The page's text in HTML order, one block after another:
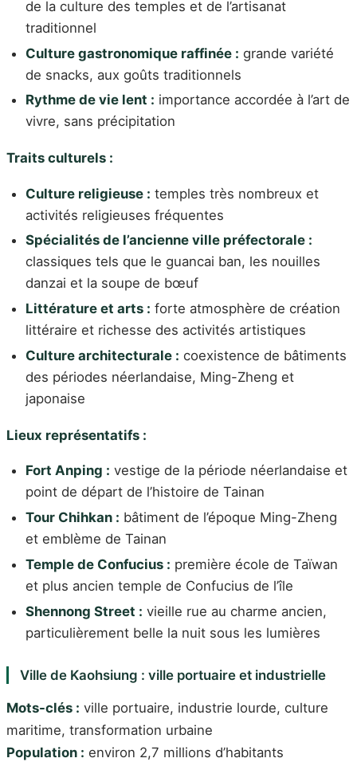
de la culture des temples et de l’artisanat
traditionnel
Culture gastronomique raffinée : grande variété
de snacks, aux goûts traditionnels
Rythme de vie lent : importance accordée à l’art de
vivre, sans précipitation
Traits culturels :
Culture religieuse : temples très nombreux et
activités religieuses fréquentes
Spécialités de l’ancienne ville préfectorale :
classiques tels que le guancai ban, les nouilles
danzai et la soupe de bœuf
Littérature et arts : forte atmosphère de création
littéraire et richesse des activités artistiques
Culture architecturale : coexistence de bâtiments
des périodes néerlandaise, Ming-Zheng et
japonaise
Lieux représentatifs :
Fort Anping : vestige de la période néerlandaise et
point de départ de l’histoire de Tainan
Tour Chihkan : bâtiment de l’époque Ming-Zheng
et emblème de Tainan
Temple de Confucius : première école de Taïwan
et plus ancien temple de Confucius de l’île
Shennong Street : vieille rue au charme ancien,
particulièrement belle la nuit sous les lumières
Ville de Kaohsiung : ville portuaire et industrielle
Mots-clés : ville portuaire, industrie lourde, culture
maritime, transformation urbaine
Population : environ 2,7 millions d’habitants